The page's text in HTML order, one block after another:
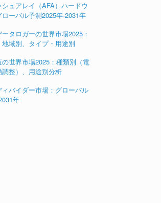
ュアレイ（AFA）ハードウ
ーバル予測2025年-2031年
タロガーの世界市場2025：
地域別、タイプ・用途別
世界市場2025：種類別（電
整）、用途別分析
バイダー市場：グローバル
年